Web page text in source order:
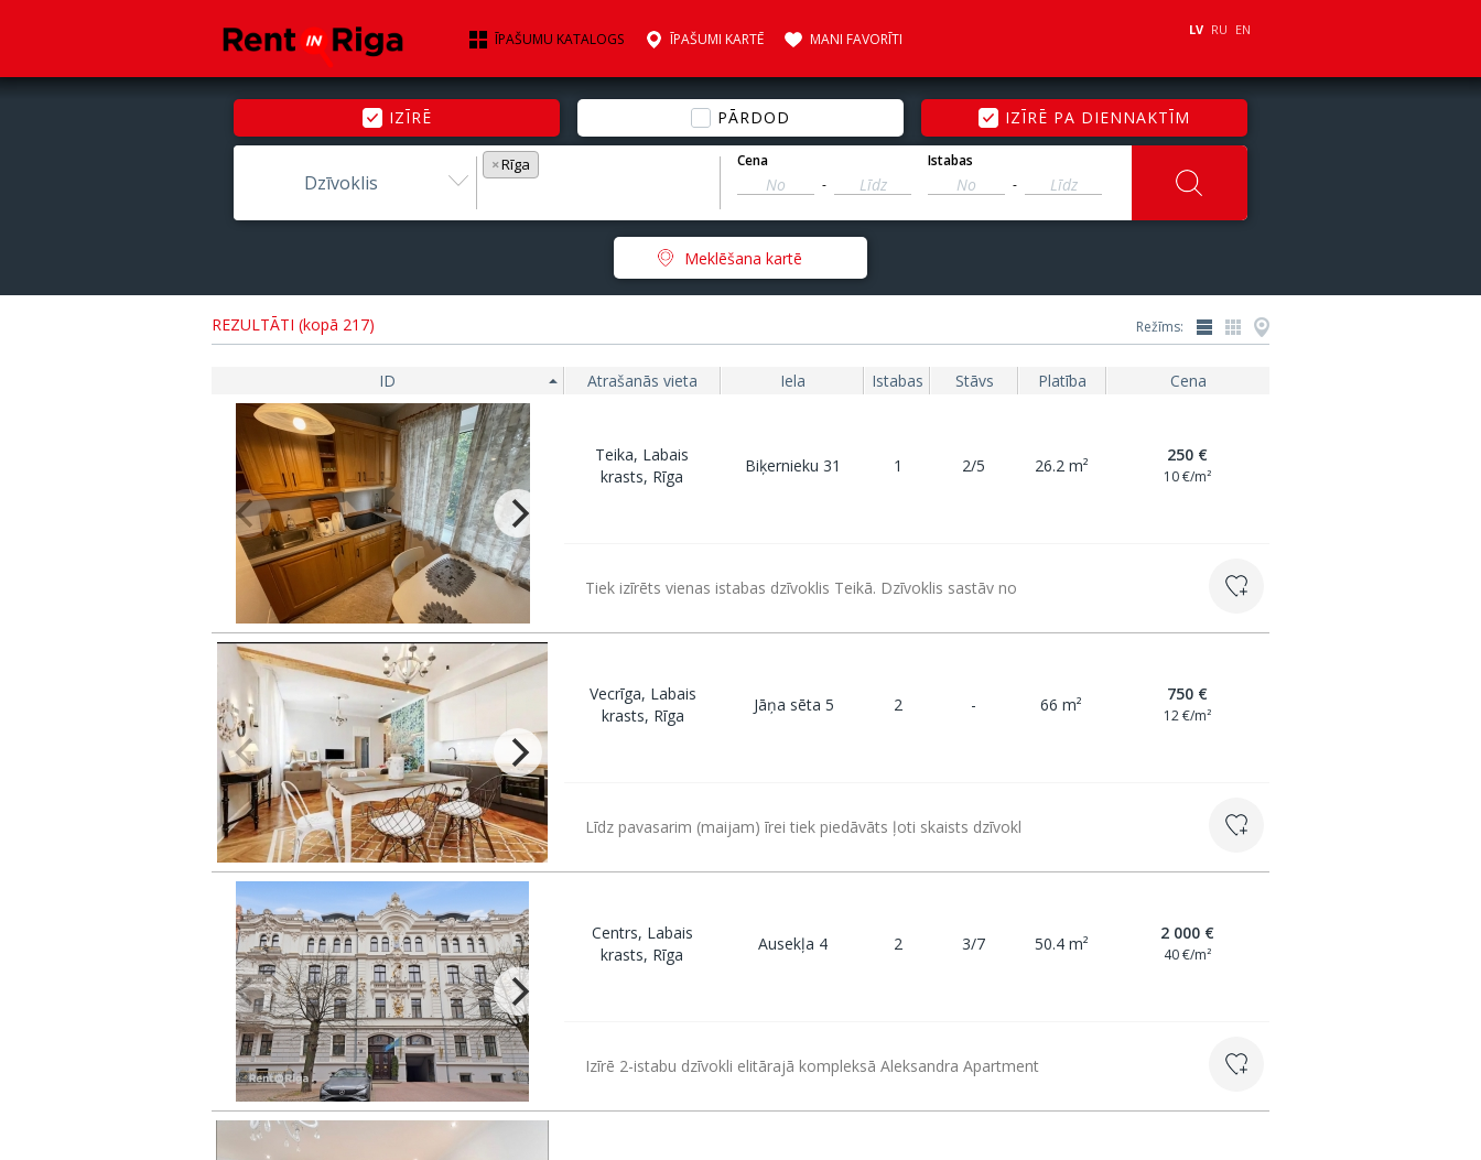
ĪPAŠUMU KATALOGS ĪPAŠUMI KARTĒ MANI FAVORĪTI
LV RU EN
IZĪRĒ PĀRDOD IZĪRĒ PA DIENNAKTĪM
Dzīvoklis
×Rīga
Cena
-
Istabas
-
Meklēšana kartē
REZULTĀTI (kopā 217) Režīms:
ID Atrašanās vieta Iela Istabas Stāvs Platība Cena
Teika, Labais
krasts, Rīga
Biķernieku 31 1 2/5 26.2 m²
250 €
10 €/m²
Tiek izīrēts vienas istabas dzīvoklis Teikā. Dzīvoklis sastāv no
Vecrīga, Labais
krasts, Rīga
Jāņa sēta 5 2 - 66 m²
750 €
12 €/m²
Līdz pavasarim (maijam) īrei tiek piedāvāts ļoti skaists dzīvokl
Centrs, Labais
krasts, Rīga
Ausekļa 4 2 3/7 50.4 m²
2 000 €
40 €/m²
Izīrē 2-istabu dzīvokli elitārajā kompleksā Aleksandra Apartment